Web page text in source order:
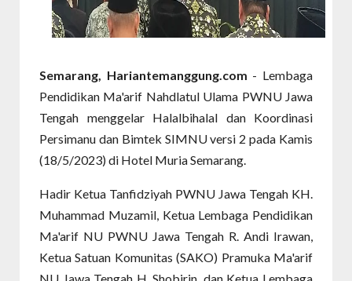
Semarang, Hariantemanggung.com - Lembaga
Pendidikan Ma'arif Nahdlatul Ulama PWNU Jawa
Tengah menggelar Halalbihalal dan Koordinasi
Persimanu dan Bimtek SIMNU versi 2 pada Kamis
(18/5/2023) di Hotel Muria Semarang.
Hadir Ketua Tanfidziyah PWNU Jawa Tengah KH.
Muhammad Muzamil, Ketua Lembaga Pendidikan
Ma'arif NU PWNU Jawa Tengah R. Andi Irawan,
Ketua Satuan Komunitas (SAKO) Pramuka Ma'arif